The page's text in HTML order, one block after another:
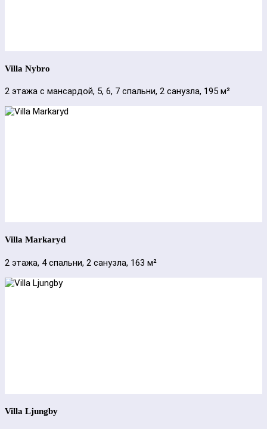
Villa Nybro
2 этажа с мансардой, 5, 6, 7 спальни, 2 санузла, 195 м²
Villa Markaryd
2 этажа, 4 спальни, 2 санузла, 163 м²
Villa Ljungby